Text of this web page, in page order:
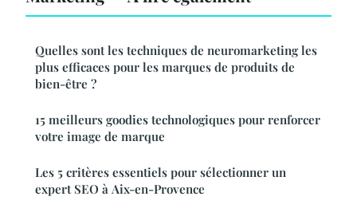
Quelles sont les techniques de neuromarketing les
plus efficaces pour les marques de produits de
bien-être ?
15 meilleurs goodies technologiques pour renforcer
votre image de marque
Les 5 critères essentiels pour sélectionner un
expert SEO à Aix-en-Provence